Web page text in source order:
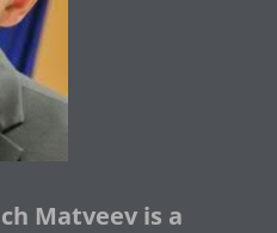
Matveev is a